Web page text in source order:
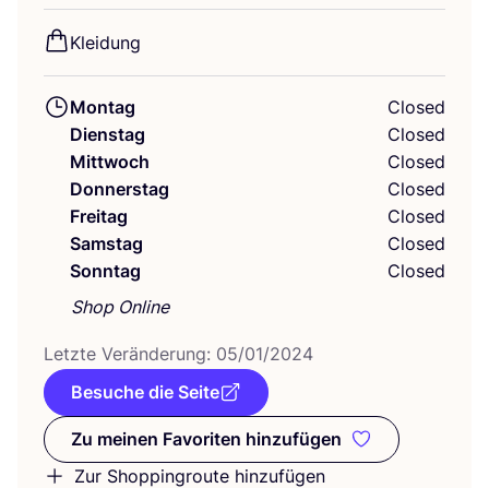
Klei­dung
Montag
Closed
Dienstag
Closed
Mittwoch
Closed
Donnerstag
Closed
Freitag
Closed
Samstag
Closed
Sonntag
Closed
Shop Online
Letz­te Ver­än­de­rung: 05/01/2024
Besuche die Seite
Zu meinen Favoriten hinzufügen
Zu meinen Favoriten
Zur Shoppingroute hinzufügen